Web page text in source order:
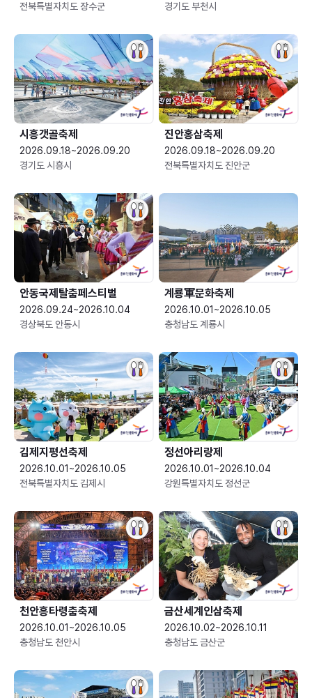
전북특별자치도 장수군
경기도 부천시
시흥갯골축제
2026.09.18~2026.09.20
경기도 시흥시
진안홍삼축제
2026.09.18~2026.09.20
전북특별자치도 진안군
안동국제탈춤페스티벌
2026.09.24~2026.10.04
경상북도 안동시
2026.10.01~2026.10.05
충청남도 계룡시
김제지평선축제
2026.10.01~2026.10.05
전북특별자치도 김제시
정선아리랑제
2026.10.01~2026.10.04
강원특별자치도 정선군
천안흥타령춤축제
2026.10.01~2026.10.05
충청남도 천안시
금산세계인삼축제
2026.10.02~2026.10.11
충청남도 금산군